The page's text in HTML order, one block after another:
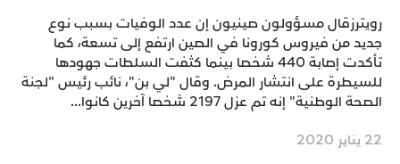
رويترزقال مسؤولون صينيون إن عدد الوفيات بسبب نوع
جديد من فيروس كورونا في الصين ارتفع إلى تسعة، كما
تأكدت إصابة 440 شخصا بينما كثفت السلطات جهودها
للسيطرة على انتشار المرض. وقال "لي بن"، نائب رئيس "لجنة
الصحة الوطنية" إنه تم عزل 2197 شخصا آخرين كانوا...
22 يناير 2020